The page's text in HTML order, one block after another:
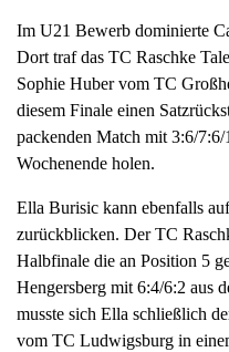
Im U21 Bewerb dominierte
Dort traf das TC Raschke
Sophie Huber vom TC
diesem Finale einen
packenden Match mit 3:6/
Wochenende holen.
Ella Burisic kann ebenfalls
zurückblicken. Der TC
Halbfinale die an Position 5
Hengersberg mit 6:4/6:2 aus
musste sich Ella schließlich
vom TC Ludwigsburg in